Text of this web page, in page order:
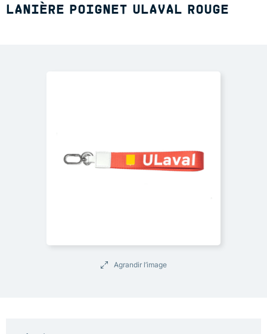
LANIÈRE POIGNET ULAVAL ROUGE
Agrandir l’image